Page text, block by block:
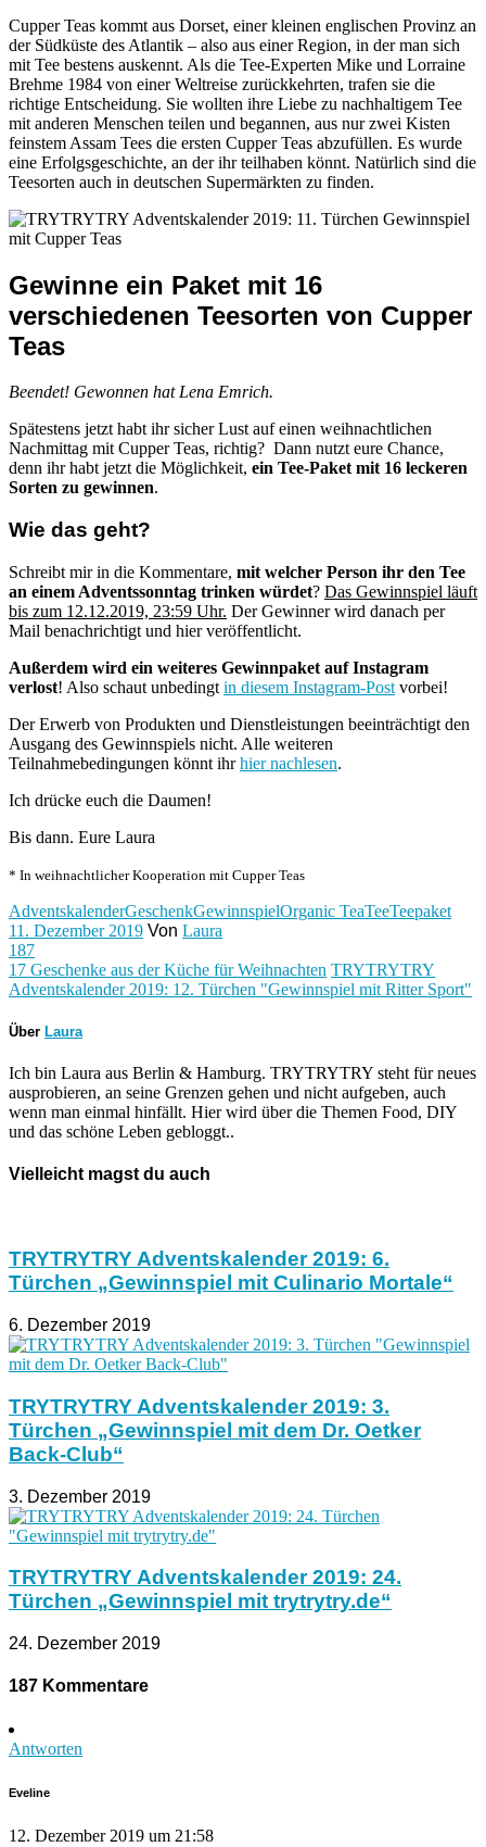
Cupper Teas kommt aus Dorset, einer kleinen englischen Provinz an
der Südküste des Atlantik – also aus einer Region, in der man sich
mit Tee bestens auskennt. Als die Tee-Experten Mike und Lorraine
Brehme 1984 von einer Weltreise zurückkehrten, trafen sie die
richtige Entscheidung. Sie wollten ihre Liebe zu nachhaltigem Tee
mit anderen Menschen teilen und begannen, aus nur zwei Kisten
feinstem Assam Tees die ersten Cupper Teas abzufüllen. Es wurde
eine Erfolgsgeschichte, an der ihr teilhaben könnt. Natürlich sind die
Teesorten auch in deutschen Supermärkten zu finden.
Gewinne ein Paket mit 16
verschiedenen Teesorten von Cupper
Teas
Beendet! Gewonnen hat Lena Emrich.
Spätestens jetzt habt ihr sicher Lust auf einen weihnachtlichen
Nachmittag mit Cupper Teas, richtig? Dann nutzt eure Chance,
denn ihr habt jetzt die Möglichkeit, ein Tee-Paket mit 16 leckeren
Sorten zu gewinnen.
Wie das geht?
Schreibt mir in die Kommentare, mit welcher Person ihr den Tee
an einem Adventssonntag trinken würdet? Das Gewinnspiel läuft
bis zum 12.12.2019, 23:59 Uhr. Der Gewinner wird danach per
Mail benachrichtigt und hier veröffentlicht.
Außerdem wird ein weiteres Gewinnpaket auf Instagram
verlost! Also schaut unbedingt in diesem Instagram-Post vorbei!
Der Erwerb von Produkten und Dienstleistungen beeinträchtigt den
Ausgang des Gewinnspiels nicht. Alle weiteren
Teilnahmebedingungen könnt ihrhier nachlesen.
Ich drücke euch die Daumen!
Bis dann. Eure Laura
* In weihnachtlicher Kooperation mit Cupper Teas
AdventskalenderGeschenkGewinnspielOrganic TeaTeeTeepaket
11. Dezember 2019 Von Laura
187
17 Geschenke aus der Küche für Weihnachten TRYTRYTRY
Adventskalender 2019: 12. Türchen "Gewinnspiel mit Ritter Sport"
Über Laura
Ich bin Laura aus Berlin & Hamburg. TRYTRYTRY steht für neues
ausprobieren, an seine Grenzen gehen und nicht aufgeben, auch
wenn man einmal hinfällt. Hier wird über die Themen Food, DIY
und das schöne Leben gebloggt..
Vielleicht magst du auch
TRYTRYTRY Adventskalender 2019: 6.
Türchen „Gewinnspiel mit Culinario Mortale“
6. Dezember 2019
TRYTRYTRY Adventskalender 2019: 3.
Türchen „Gewinnspiel mit dem Dr. Oetker
Back-Club“
3. Dezember 2019
TRYTRYTRY Adventskalender 2019: 24.
Türchen „Gewinnspiel mit trytrytry.de“
24. Dezember 2019
187 Kommentare
Antworten
Eveline
12. Dezember 2019 um 21:58